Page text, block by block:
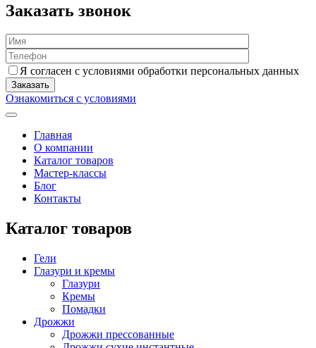
Заказать звонок
Я согласен с условиями обработки персональных данных
Ознакомиться с условиями
Главная
О компании
Каталог товаров
Мастер-классы
Блог
Контакты
Каталог товаров
Гели
Глазури и кремы
Глазури
Кремы
Помадки
Дрожжи
Дрожжи прессованные